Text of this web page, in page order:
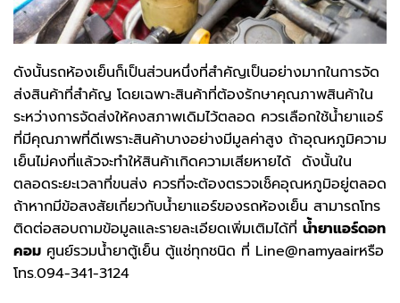
ดังนั้นรถห้องเย็นก็เป็นส่วนหนึ่งที่สำคัญเป็นอย่างมากในการจัด
ส่งสินค้าที่สำคัญ โดยเฉพาะสินค้าที่ต้องรักษาคุณภาพสินค้าใน
ระหว่างการจัดส่งให้คงสภาพเดิมไว้ตลอด ควรเลือกใช้น้ำยาแอร์
ที่มีคุณภาพที่ดีเพราะสินค้าบางอย่างมีมูลค่าสูง ถ้าอุณหภูมิความ
เย็นไม่คงที่แล้วจะทำให้สินค้าเกิดความเสียหายได้ ดังนั้นใน
ตลอดระยะเวลาที่ขนส่ง ควรที่จะต้องตรวจเช็คอุณหภูมิอยู่ตลอด
ถ้าหากมีข้อสงสัยเกี่ยวกับน้ำยาแอร์ของรถห้องเย็น สามารถโทร
ติดต่อสอบถามข้อมูลและรายละเอียดเพิ่มเติมได้ที่ น้ำยาแอร์ดอท
คอม ศูนย์รวมน้ำยาตู้เย็น ตู้แช่ทุกชนิด ที่ Line@namyaairหรือ
โทร.094-341-3124